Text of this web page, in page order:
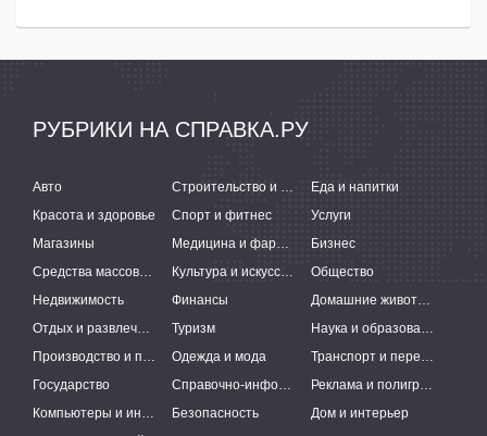
РУБРИКИ НА СПРАВКА.РУ
Авто Строительство и ремонт
Еда и напитки
Красота и здоровье
Спорт и фитнес
Услуги
Магазины
Медицина и фармацевтика
Бизнес
Средства массовой информации
Культура и искусство
Общество
Недвижимость
Финансы
Домашние животные
Отдых и развлечения
Туризм
Наука и образование
Производство и поставки
Одежда и мода
Транспорт и перевозки
Государство
Справочно-информационные системы
Реклама и полиграфия
Компьютеры и интернет
Безопасность
Дом и интерьер